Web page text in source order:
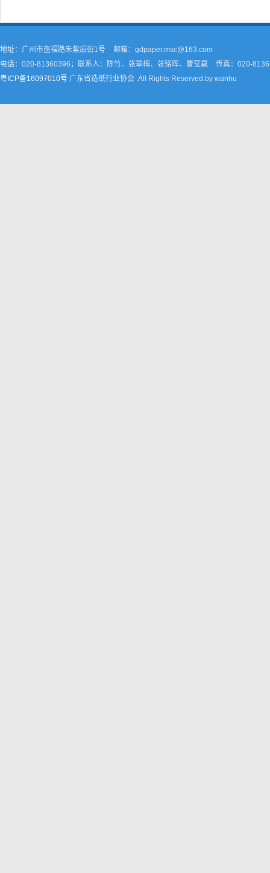
地址：广州市盘福路朱紫后街1号
邮箱：gdpaper.msc@163.com
电话：020-81360396；联系人：陈竹、张翠梅、张铭晖、曹莹嬴
传真：020-
粤ICP备16097010号 广东省造纸行业协会 .All Rights Reserved.by wanhu